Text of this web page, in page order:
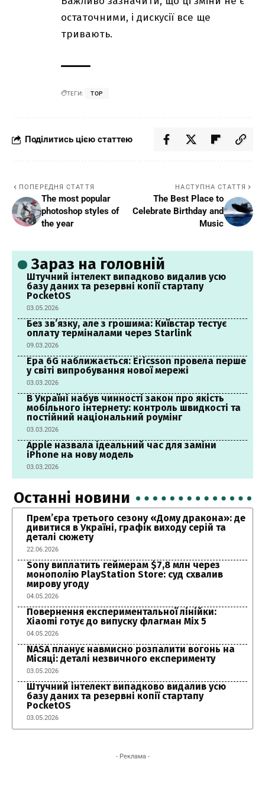
остаточними, і дискусії все ще
тривають.
ТЕГИ: TOP
Поділитись цією статтею
ПОПЕРЕДНЯ СТАТТЯ
The most popular
photoshop styles of
the year
НАСТУПНА СТАТТЯ
The Best Place to
Celebrate Birthday and
Music
Зараз на головній
Штучний інтелект випадково видалив усю
базу даних та резервні копії стартапу
PocketOS
03.05.2026
Без зв’язку, але з грошима: Київстар тестує
оплату терміналами через Starlink
09.03.2026
Ера 6G наближається: Ericsson провела перше
у світі випробування нової мережі
03.03.2026
В Україні набув чинності закон про якість
мобільного інтернету: контроль швидкості та
постійний національний роумінг
03.03.2026
Apple назвала ідеальний час для заміни
iPhone на нову модель
03.03.2026
Останні новини
Прем’єра третього сезону «Дому дракона»: де
дивитися в Україні, графік виходу серій та
деталі сюжету
22.06.2026
Sony виплатить геймерам $7,8 млн через
монополію PlayStation Store: суд схвалив
мирову угоду
04.05.2026
Повернення експериментальної лінійки:
Xiaomi готує до випуску флагман Mix 5
04.05.2026
NASA планує навмисно розпалити вогонь на
Місяці: деталі незвичного експерименту
03.05.2026
Штучний інтелект випадково видалив усю
базу даних та резервні копії стартапу
PocketOS
03.05.2026
- Реклама -